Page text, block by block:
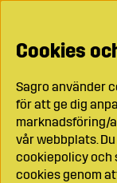
Cookies
Sagro använder
för att ge dig
marknadsföring/
vår webbplats.
cookiepolicy och
cookies genom